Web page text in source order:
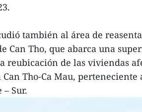
también al área de
Can Tho, que abarca una
reubicación de las viviendas
Tho-Ca Mau,
Sur.